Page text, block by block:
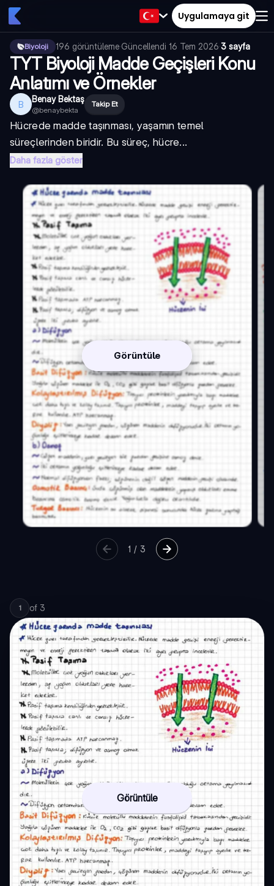
Uygulamaya git
Biyoloji 196 görüntüleme·Güncellendi 16 Tem 2026·3 sayfa
TYT Biyoloji Madde Geçişleri Konu
Anlatımı ve Örnekler
B Benay Bektaş
@benaybekta
Takip Et
Hücrede madde taşınması, yaşamın temel
süreçlerinden biridir. Bu süreç, hücre...
Daha fazla göster
Görüntüle
1 / 3
1 of 3
Görüntüle